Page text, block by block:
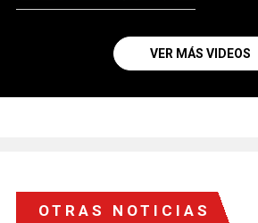
VER MÁS VIDEOS
OTRAS NOTICIAS